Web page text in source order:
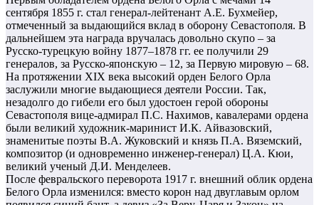
сентября 1855 г. стал генерал-лейтенант А.Е. Бухмейер,
отмеченный за выдающийся вклад в оборону Севастополя. В
дальнейшем эта награда вручалась довольно скупо – за
Русско-турецкую войну 1877–1878 гг. ее получили 29
генералов, за Русско-японскую – 12, за Первую мировую – 68.
На протяжении XIX века высокий орден Белого Орла
заслужили многие выдающиеся деятели России. Так,
незадолго до гибели его был удостоен герой обороны
Севастополя вице-адмирал П.С. Нахимов, кавалерами ордена
были великий художник-маринист И.К. Айвазовский,
знаменитые поэты В.А. Жуковский и князь П.А. Вяземский,
композитор (и одновременно инженер-генерал) Ц.А. Кюи,
великий ученый Д.И. Менделеев.
После февральского переворота 1917 г. внешний облик ордена
Белого Орла изменился: вместо корон над двуглавым орлом